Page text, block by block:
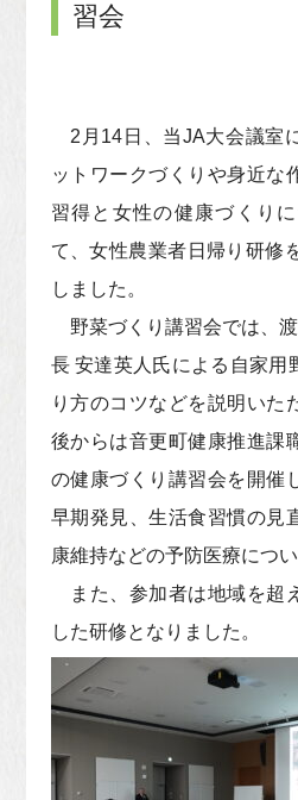
習会
2月14日、当JA大会議室
ットワークづくりや身近な
習得と女性の健康づくり
て、女性農業者日帰り研修
しました。
野菜づくり講習会では、
長 安達英人氏による自家用
り方のコツなどを説明いた
後からは音更町健康推進課
の健康づくり講習会を開催
早期発見、生活食習慣の見
康維持などの予防医療につい
また、参加者は地域を超
した研修となりました。